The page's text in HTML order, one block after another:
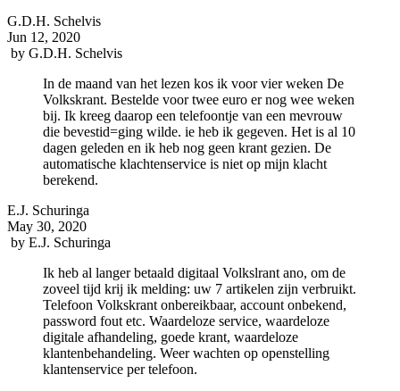
G.D.H. Schelvis
Jun 12, 2020
by G.D.H. Schelvis
In de maand van het lezen kos ik voor vier weken De
Volkskrant. Bestelde voor twee euro er nog wee weken
bij. Ik kreeg daarop een telefoontje van een mevrouw
die bevestid=ging wilde. ie heb ik gegeven. Het is al 10
dagen geleden en ik heb nog geen krant gezien. De
automatische klachtenservice is niet op mijn klacht
berekend.
E.J. Schuringa
May 30, 2020
by E.J. Schuringa
Ik heb al langer betaald digitaal Volkslrant ano, om de
zoveel tijd krij ik melding: uw 7 artikelen zijn verbruikt.
Telefoon Volkskrant onbereikbaar, account onbekend,
password fout etc. Waardeloze service, waardeloze
digitale afhandeling, goede krant, waardeloze
klantenbehandeling. Weer wachten op openstelling
klantenservice per telefoon.